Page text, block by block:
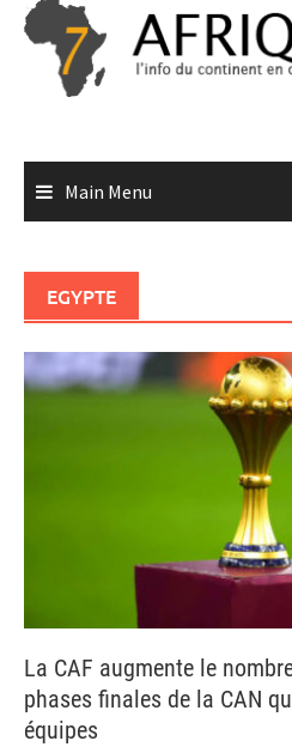
Skip
content
Main Menu
EGYPTE
La CAF augmente le
phases finales de la CAN
équipes